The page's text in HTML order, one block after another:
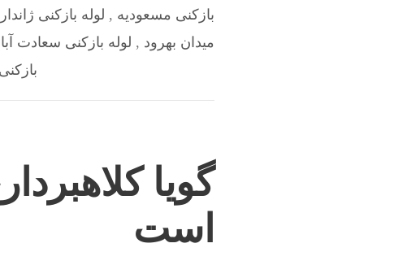
بازکنی مسعودیه , لوله بازکنی
میدان بهرود , لوله بازکنی سعادت
گویا
است